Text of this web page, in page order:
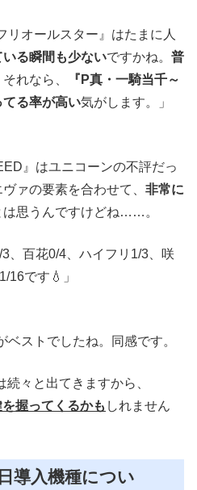
リオールスター』はたまに人
る瞬間も少ないですかね。 普
れなら、
『P真・一騎当千～
る率が高い気がします。」
』はユニコーンの不評だっ
ァの要素を合わせて、 非常に
は思うんですけどね……。
、百花0/4、ハイフリ1/3、咲
16です💧」
ベストでしたね。同感です。
々と出てきますから、
握ってくるかも しれません
導入機種につい